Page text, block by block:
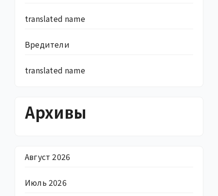
translated name
Вредители
translated name
Архивы
Август 2026
Июль 2026